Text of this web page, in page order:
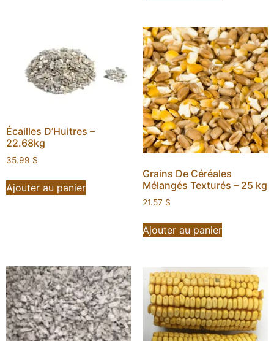
Écailles D’Huitres –
22.68kg
35.99 $
Ajouter au panier
Grains De Céréales
Mélangés Texturés – 25 kg
21.57 $
Ajouter au panier